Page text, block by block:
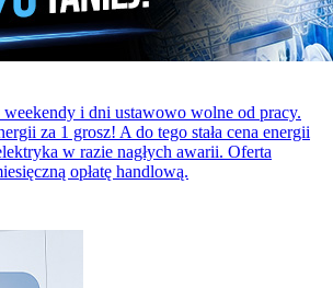
i dni ustawowo wolne od pracy.
za 1 grosz! A do tego stała cena energii
w razie nagłych awarii. Oferta
opłatę handlową.